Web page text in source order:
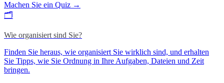
Machen Sie ein Quiz →
🗂️
Wie organisiert sind Sie?
Finden Sie heraus, wie organisiert Sie wirklich sind, und erhalten
Sie Tipps, wie Sie Ordnung in Ihre Aufgaben, Dateien und Zeit
bringen.